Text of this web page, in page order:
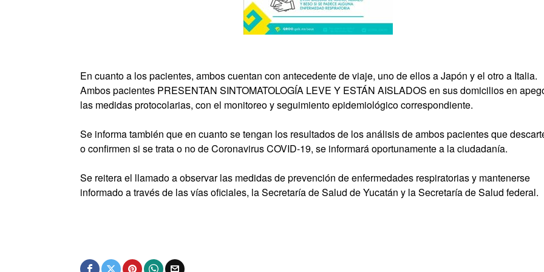
En cuanto a los pacientes, ambos cuentan con antecedente de viaje, uno de ellos a Japón y el otro a Italia.
Ambos pacientes PRESENTAN SINTOMATOLOGÍA LEVE Y ESTÁN AISLADOS en sus domicilios en
las medidas protocolarias, con el monitoreo y seguimiento epidemiológico correspondiente.
Se informa también que en cuanto se tengan los resultados de los análisis de ambos pacientes que
o confirmen si se trata o no de Coronavirus COVID-19, se informará oportunamente a la ciudadanía.
Se reitera el llamado a observar las medidas de prevención de enfermedades respiratorias y mantenerse
informado a través de las vías oficiales, la Secretaría de Salud de Yucatán y la Secretaría de Salud federal.